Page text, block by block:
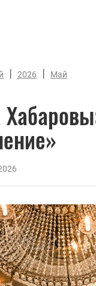
| 2026 | Май